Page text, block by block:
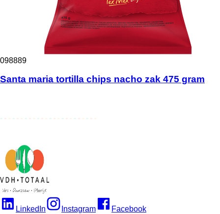
098889
Santa maria tortilla chips nacho zak 475 gram
LinkedIn Instagram Facebook